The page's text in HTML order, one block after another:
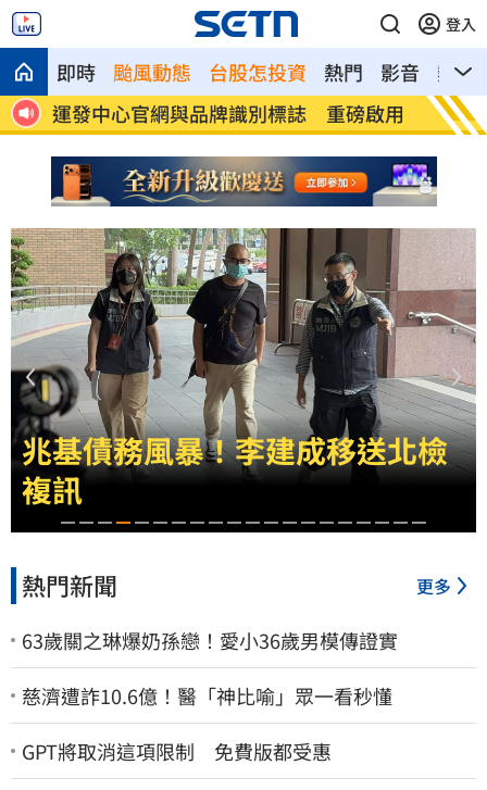
登入
即時 颱風動態 台股怎投資 熱門 影音
熱搜
用
揭家族故事 沈伯洋：我阿嬤是越南新住
民
出國
誤
石崇良、姜至剛驚傳請辭？衛福
部回應了
熱門新聞 更多
63歲關之琳爆奶孫戀！愛小36歲男模傳證實
慈濟遭詐10.6億！醫「神比喻」眾一看秒懂
GPT將取消這項限制 免費版都受惠